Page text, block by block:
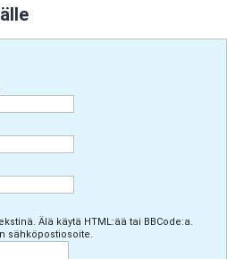
i
Älä käytä HTML:ää tai BBCode:a.
sähköpostiosoite.